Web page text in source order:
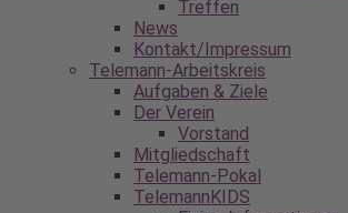
Treffen
News
Kontakt/Impressum
Telemann-Arbeitskreis
Aufgaben & Ziele
Der Verein
Vorstand
Mitgliedschaft
Telemann‐Pokal
TelemannKIDS